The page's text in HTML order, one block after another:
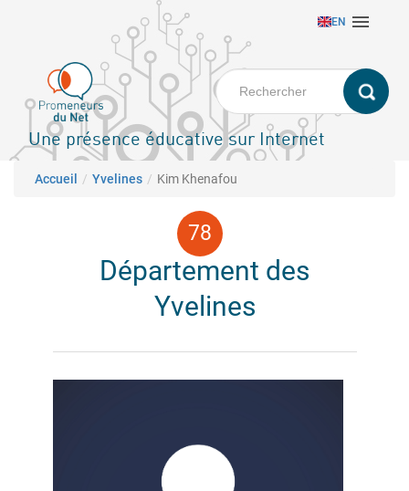
principal
EN 
Une présence éducative sur Internet
Fil d'Ariane
Accueil Yvelines Kim Khenafou
Département des
Yvelines